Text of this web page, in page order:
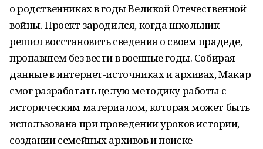
о родственниках в годы Великой Отечественной
войны. Проект зародился, когда школьник
решил восстановить сведения о своем прадеде,
пропавшем без вести в военные годы. Собирая
данные в интернет-источниках и архивах, Макар
смог разработать целую методику работы с
историческим материалом, которая может быть
использована при проведении уроков истории,
создании семейных архивов и поиске